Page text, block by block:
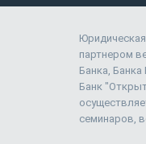
партнером
Банка,
Банк
семинаров,